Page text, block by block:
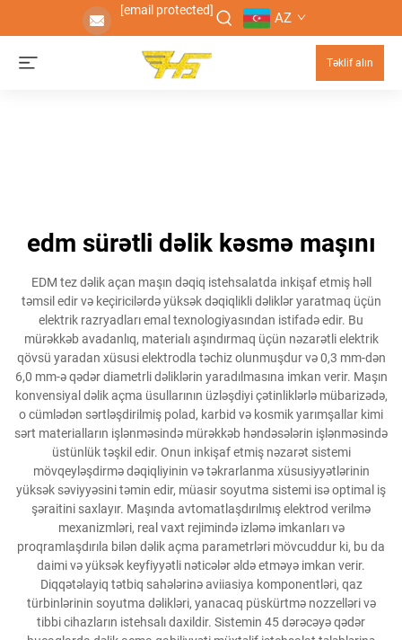
[email protected] AZ
Təklif alın
edm sürətli dəlik kəsmə maşını
EDM tez dəlik açan maşın dəqiq istehsalatda inkişaf etmiş həll
təmsil edir və keçiricilərdə yüksək dəqiqlikli dəliklər yaratmaq üçün
elektrik razryadları emal texnologiyasından istifadə edir. Bu
mürəkkəb avadanlıq, materialı aşındırmaq üçün nəzarətli elektrik
qövsü yaradan xüsusi elektrodla təchiz olunmuşdur və 0,3 mm-dən
6,0 mm-ə qədər diametrli dəliklərin yaradılmasına imkan verir. Maşın
konvensiyal dəlik açma üsullarının üzləşdiyi çətinliklərlə mübarizədə,
o cümlədən sərtləşdirilmiş polad, karbid və kosmik yarımşallar kimi
sərt materialların işlənməsində mürəkkəb həndəsələrin işlənməsində
üstünlük təşkil edir. Onun inkişaf etmiş nəzarət sistemi
mövqeyləşdirmə dəqiqliyinin və təkrarlanma xüsusiyyətlərinin
yüksək səviyyəsini təmin edir, müasir soyutma sistemi isə optimal iş
şəraitini saxlayır. Maşında avtomatlaşdırılmış elektrod verilmə
mexanizmləri, real vaxt rejimində izləmə imkanları və
proqramlaşdırıla bilən dəlik açma parametrləri mövcuddur ki, bu da
daimi və yüksək keyfiyyətli nəticələr əldə etməyə imkan verir.
Diqqətəlayiq tətbiq sahələrinə aviiasiya komponentləri, qaz
türbinlərinin soyutma dəlikləri, yanacaq püskürtmə nozzelləri və
tibbi cihazların istehsalı daxildir. Sistemin 45 dərəcəyə qədər